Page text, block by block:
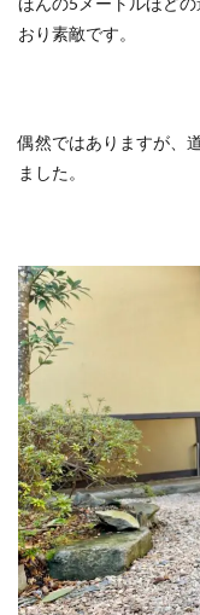
おり素敵です。
偶然ではありますが、
ました。